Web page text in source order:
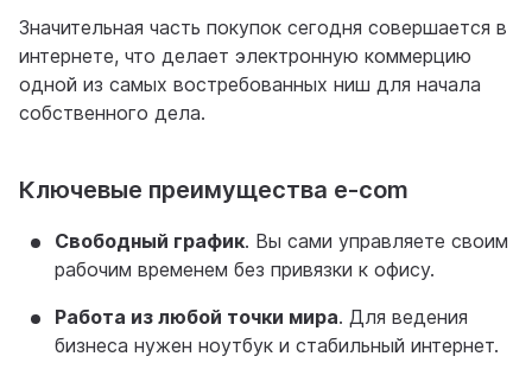
Значительная часть покупок сегодня совершается в
интернете, что делает электронную коммерцию
одной из самых востребованных ниш для начала
собственного дела.
Ключевые преимущества e-com
Свободный график. Вы сами управляете своим
рабочим временем без привязки к офису.
Работа из любой точки мира. Для ведения
бизнеса нужен ноутбук и стабильный интернет.